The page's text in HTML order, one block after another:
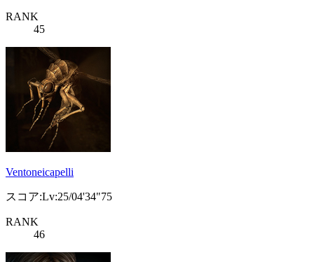
RANK
45
Ventoneicapelli
スコア:Lv:25/04'34"75
RANK
46